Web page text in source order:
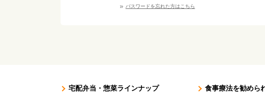
パスワードを忘れた方はこちら
宅配弁当・惣菜ラインナップ 食事療法を勧めら